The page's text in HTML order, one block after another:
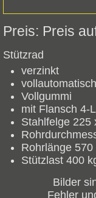
Preis
Stützrad
verzinkt
vollautomatisch
Vollgummi
mit Flansch 4-
Stahlfelge 225
Rohrlänge 570
Stützlast 400
Bilder
Fehler